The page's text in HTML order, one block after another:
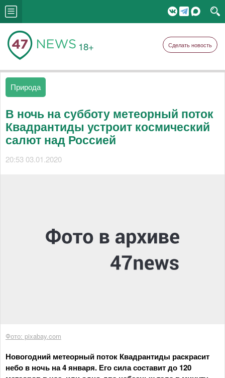
18+ Сделать новость
Природа
В ночь на субботу метеорный поток
Квадрантиды устроит космический
салют над Россией
20:53 03.01.2020
Фото: pixabay.com
Новогодний метеорный поток Квадрантиды раскрасит
небо в ночь на 4 января. Его сила составит до 120